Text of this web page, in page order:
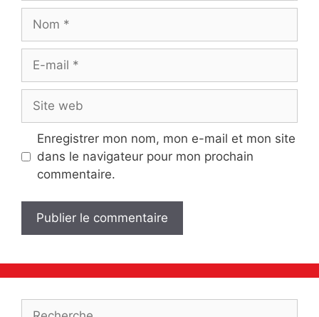
mail
web
Enregistrer mon nom, mon e-mail et mon site
dans le navigateur pour mon prochain
commentaire.
Rechercher :